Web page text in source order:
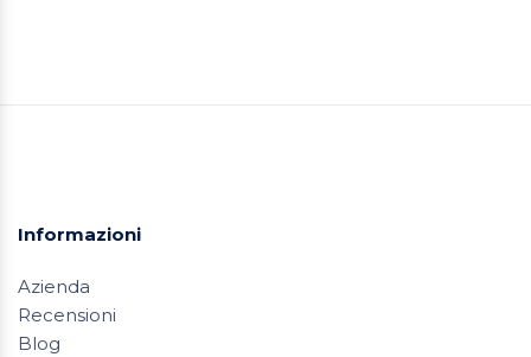
Informazioni
Azienda
Recensioni
Blog